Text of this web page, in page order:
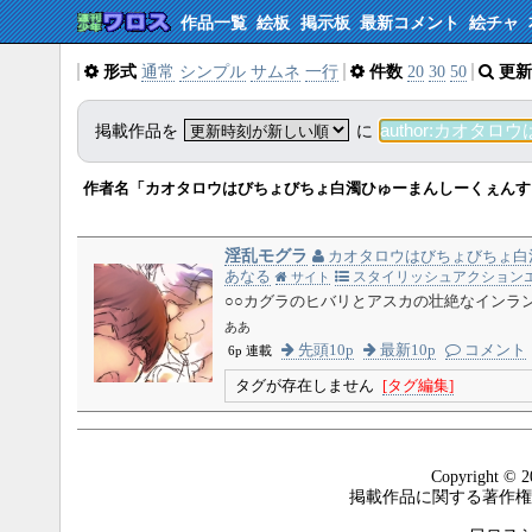
作品一覧 絵板 掲示板 最新コメント 絵チャ
形式 通常 シンプル サムネ 一行 件数 20 30 50 更
掲載作品を に
作者名「カオタロウはびちょびちょ白濁ひゅーまんしーくぇん
淫乱モグラ
カオタロウはびちょびちょ
あなる
サイト
スタイリッシュアクション
○○カグラのヒバリとアスカの壮絶なインラ
ああ
6p 連載
先頭10p 最新10p コメント
タグが存在しません [タグ編集]
Copyright ©
掲載作品に関する著作